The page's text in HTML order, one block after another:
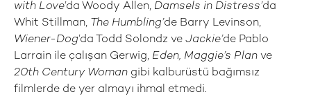
with Love’da Woody Allen, Damsels in Distress’da
Whit Stillman, The Humbling’de Barry Levinson,
Wiener-Dog’da Todd Solondz ve Jackie’de Pablo
Larrain ile çalışan Gerwig, Eden, Maggie’s Plan ve
20th Century Woman gibi kalburüstü bağımsız
filmlerde de yer almayı ihmal etmedi.